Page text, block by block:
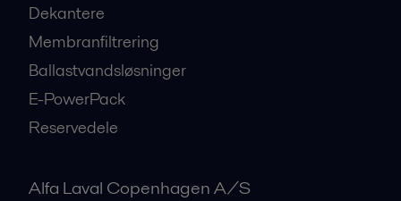
Dekantere
Membranfiltrering
Ballastvandsløsninger
E-PowerPack
Reservedele
Alfa Laval Copenhagen A/S